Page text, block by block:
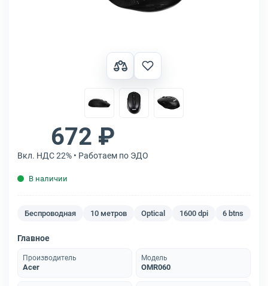
672 ₽
Вкл. НДС 22% • Работаем по ЭДО
В наличии
Беспроводная 10 метров Optical 1600 dpi 6 btns
Главное
Производитель
Acer
Модель
OMR060